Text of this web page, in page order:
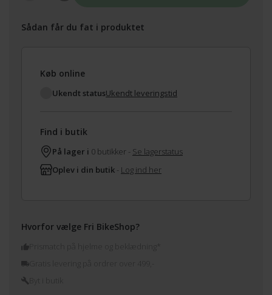
Sådan får du fat i produktet
Køb online
Ukendt statusUkendt leveringstid
Find i butik
På lager i 0 butikker - Se lagerstatus
Oplev i din butik - Log ind her
Hvorfor vælge Fri BikeShop?
Prismatch på hjelme og beklædning*